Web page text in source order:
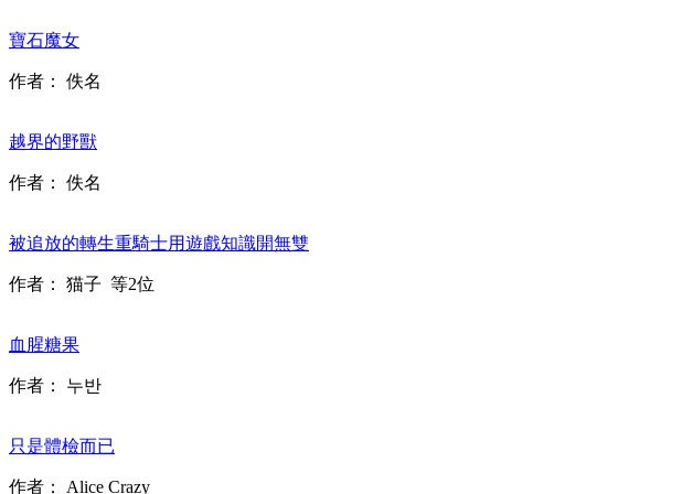
寶石魔女
作者： 佚名
越界的野獸
作者： 佚名
被追放的轉生重騎士用遊戲知識開無雙
作者： 猫子 等2位
血腥糖果
作者： 누반
只是體檢而已
作者： Alice Crazy